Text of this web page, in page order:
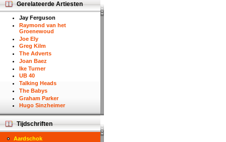
Gerelateerde Artiesten
Jay Ferguson
Raymond van het
Groenewoud
Joe Ely
Greg Kilm
The Adverts
Joan Baez
Ike Turner
UB 40
Talking Heads
The Babys
Graham Parker
Hugo Sinzheimer
Tijdschriften
Aardschok